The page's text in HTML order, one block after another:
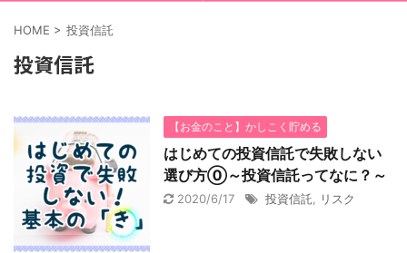
HOME > 投資信託
投資信託
【お金のこと】かしこく貯める
はじめての投資信託で失敗しない
選び方⓪～投資信託ってなに？～
2020/6/17 投資信託 リスク